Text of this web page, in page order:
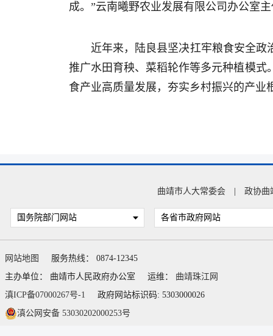
成。”云南曦野农业发展有限公司办公室
近年来，陆良县坚决扛牢粮食安全政
推广水田育秧、菜稻轮作等多元种植模
食产业高质量发展，夯实乡村振兴的产业
曲靖市人大常委会 政协曲
国务院部门网站 各省市政府网站
网站地图
服务热线： 0874-12345
主办单位： 曲靖市人民政府办公室
运维： 曲靖珠江网
滇ICP备07000267号-1
政府网站标识码: 5303000026
滇公网安备 53030202000253号